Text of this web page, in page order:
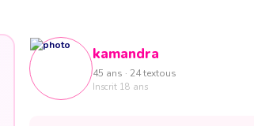
kamandra
45 ans · 24 textous
Inscrit 18 ans